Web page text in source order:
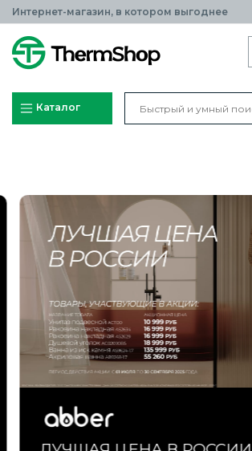
Интернет-магазин, в котором выгоднее
Каталог